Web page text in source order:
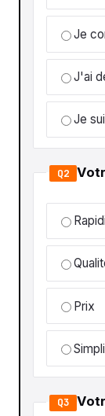
Je
J'ai
Je
Q2
Prix
Q3